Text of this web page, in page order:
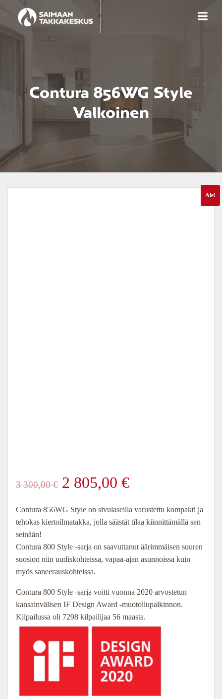
content
Contura 856WG Style
Valkoinen
Ale!
3 300,00€ Alkuperäinen
hinta
3
2 805,00 €Nykyinen
hinta
2
Contura 856WG Style on sivulaseilla varustettu kompakti ja
tehokas kiertoilmatakka, jolla säästät tilaa kiinnittämällä sen
seinään!
Contura 800 Style -sarja on saavuttanut äärimmäisen suuren
suosion niin uudiskohteissa, vapaa-ajan asunnoissa kuin
myös saneerauskohteissa.
Contura 800 Style -sarja voitti vuonna 2020 arvostetun
kansainvälisen IF Design Award -muotoilupalkinnon.
Kilpailussa oli 7298 kilpailijaa 56 maasta.